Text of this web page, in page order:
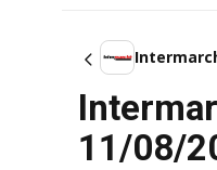
11/08/